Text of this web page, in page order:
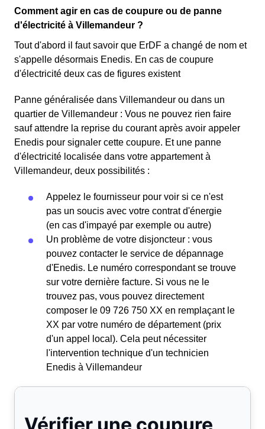
Comment agir en cas de coupure ou de panne
d'électricité à Villemandeur ?
Tout d'abord il faut savoir que ErDF a changé de nom et
s'appelle désormais Enedis. En cas de coupure
d'électricité deux cas de figures existent
Panne généralisée dans Villemandeur ou dans un
quartier de Villemandeur : Vous ne pouvez rien faire
sauf attendre la reprise du courant après avoir appeler
Enedis pour signaler cette coupure. Et une panne
d'électricité localisée dans votre appartement à
Villemandeur, deux possibilités :
Appelez le fournisseur pour voir si ce n'est
pas un soucis avec votre contrat d'énergie
(en cas d'impayé par exemple ou autre)
Un problème de votre disjoncteur : vous
pouvez contacter le service de dépannage
d'Enedis. Le numéro correspondant se trouve
sur votre dernière facture. Si vous ne le
trouvez pas, vous pouvez directement
composer le 09 726 750 XX en remplaçant le
XX par votre numéro de département (prix
d'un appel local). Cela peut nécessiter
l'intervention technique d'un technicien
Enedis à Villemandeur